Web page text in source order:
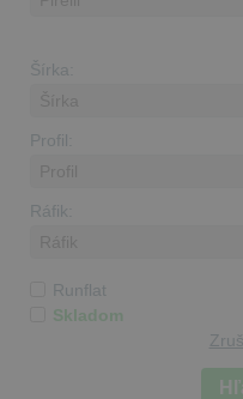
Šírka:
Profil:
Ráfik:
Runflat
Skladom